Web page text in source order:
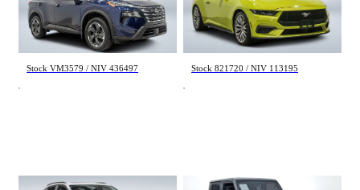
De 0 km à 500 000 km
Appliquer
SV Moonroof 2024
38 634 km
27 595 $
Stock VM3579 / NIV 436497
EcoBoost Premium 2025
458 km
45 998 $
Stock 821720 / NIV 113195